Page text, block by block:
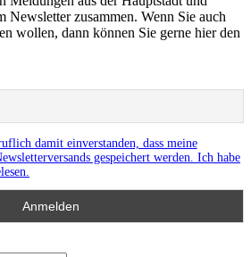
Newsletter zusammen. Wenn Sie auch
wollen, dann können Sie gerne hier den
damit einverstanden, dass meine
gespeichert werden. Ich habe